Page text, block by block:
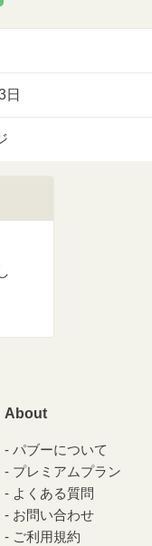
日
About
パブーについて
プレミアムプラン
よくある質問
お問い合わせ
ご利用規約